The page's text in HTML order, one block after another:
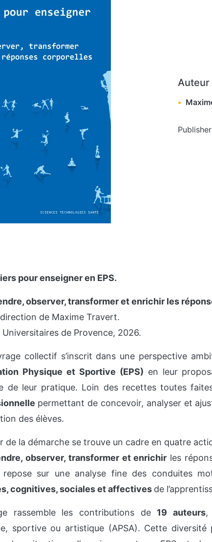
Auteur
Publisher
pour enseigner en EPS.
observer, transformer et enrichir les
de Maxime Travert.
Universitaires de Provence, 2026.
collectif s’inscrit dans une perspective
Physique et Sportive (EPS) en leur
de leur pratique. Loin des recettes toutes
permettant de concevoir, analyser et
des élèves.
de la démarche se trouve un cadre en quatre
observer, transformer et enrichir les
repose sur une analyse fine des conduites
cognitives, sociales et affectives de
rassemble les contributions de 19 auteurs,
sportive ou artistique (APSA). Cette